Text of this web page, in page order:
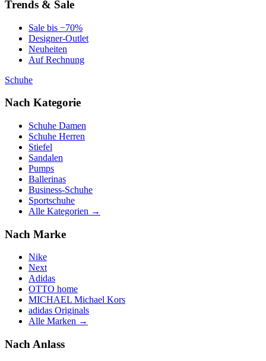
Trends & Sale
Sale bis −70%
Designer-Outlet
Neuheiten
Auf Rechnung
Schuhe
Nach Kategorie
Schuhe Damen
Schuhe Herren
Stiefel
Sandalen
Pumps
Ballerinas
Business-Schuhe
Sportschuhe
Alle Kategorien →
Nach Marke
Nike
Next
Adidas
OTTO home
MICHAEL Michael Kors
adidas Originals
Alle Marken →
Nach Anlass